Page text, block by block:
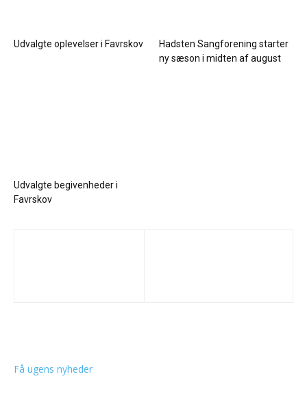
Udvalgte oplevelser i Favrskov
Hadsten Sangforening starter
ny sæson i midten af august
Udvalgte begivenheder i
Favrskov
Få ugens nyheder